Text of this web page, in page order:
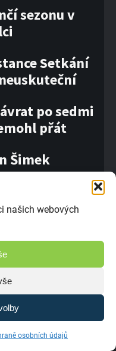
našich webových
osobních údajů
sezonu v
Setkání
neuskuteční
po sedmi
přát
Šimek
v
rychle jsem
tvrdá
sluníčko a